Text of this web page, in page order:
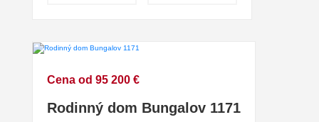
Cena od 95 200 €
Rodinný dom Bungalov 1171